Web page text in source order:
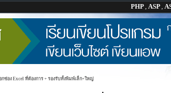
PHP, ASP,
อง Excel ที่ต้องการ + รองรับทั้งพิมพ์เล็ก+ใหญ่